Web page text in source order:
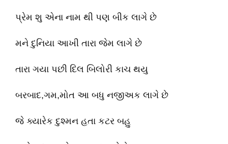
પ્રેમ શુ એના નામ થી પણ બીક લાગે છે
મને દુનિયા આખી તારા જેમ લાગે છે
તારા ગયા પછી દિલ બિલોરી કાચ થયુ
બરબાદ,ગમ,મોત આ બધુ નજીઅક લાગે છે
જે ક્યારેક દુશ્મન હતા કટર બહુ